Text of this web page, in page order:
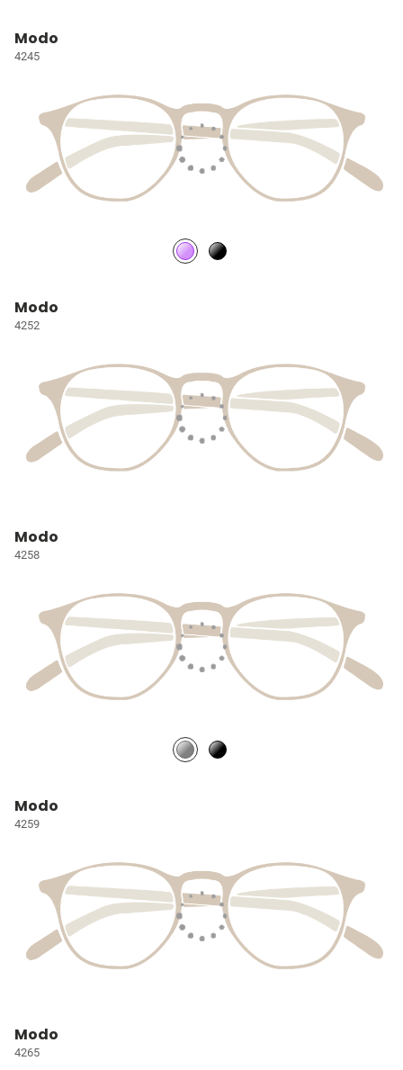
Modo
4245
Modo
4252
Modo
4258
Modo
4259
Modo
4265